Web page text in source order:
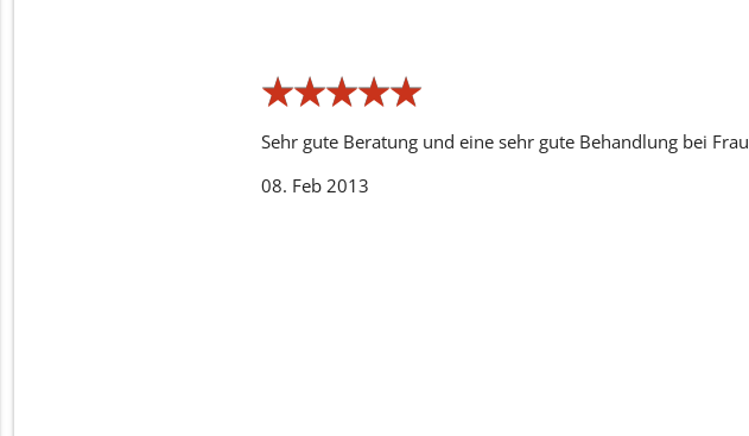
★★★★★
★★★★★
Sehr gute Beratung und eine sehr gute Behandlung bei
08. Feb 2013